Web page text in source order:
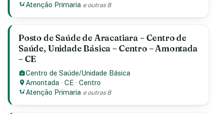
Atenção Primaria e outras 8
Posto de Saúde de Aracatiara – Centro de
Saúde, Unidade Básica – Centro – Amontada
– CE
Centro de Saúde/Unidade Básica
Amontada ·CE ·Centro
Atenção Primaria e outras 8